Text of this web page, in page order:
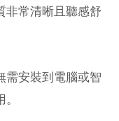
非常清晰且聽感舒
需安裝到電腦或智